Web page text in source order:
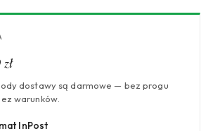
dostawy są darmowe — bez progu
warunków.
InPost